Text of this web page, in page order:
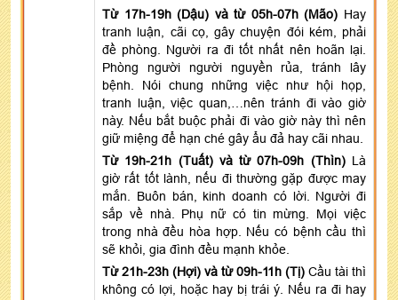
Từ 17h-19h (Dậu) và từ 05h-07h (Mão) Hay
tranh luận, cãi cọ, gây chuyện đói kém, phải
đề phòng. Người ra đi tốt nhất nên hoãn lại.
Phòng người người nguyền rủa, tránh lây
bệnh. Nói chung những việc như hội họp,
tranh luận, việc quan,…nên tránh đi vào giờ
này. Nếu bắt buộc phải đi vào giờ này thì nên
giữ miệng để hạn ché gây ẩu đả hay cãi nhau.
Từ 19h-21h (Tuất) và từ 07h-09h (Thìn) Là
giờ rất tốt lành, nếu đi thường gặp được may
mắn. Buôn bán, kinh doanh có lời. Người đi
sắp về nhà. Phụ nữ có tin mừng. Mọi việc
trong nhà đều hòa hợp. Nếu có bệnh cầu thì
sẽ khỏi, gia đình đều mạnh khỏe.
Từ 21h-23h (Hợi) và từ 09h-11h (Tị) Cầu tài thì
không có lợi, hoặc hay bị trái ý. Nếu ra đi hay